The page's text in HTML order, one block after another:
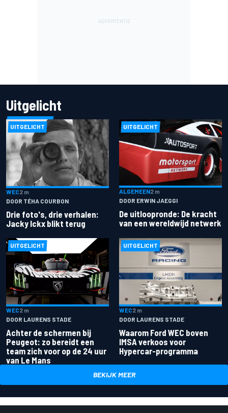
Uitgelicht
UITGELICHT
WEC2 m
DOOR TÉHA COURBON
Drie foto's, drie verhalen:
Jacky Ickx blikt terug
UITGELICHT
ALGEMEEN2 m
DOOR ERWIN JAEGGI
De uitloopronde: De kracht
van een wereldwijd netwerk
UITGELICHT
WEC2 m
DOOR LAURENS STADE
Achter de schermen bij
Peugeot: zo bereidt een
team zich voor op de 24 uur
van Le Mans
UITGELICHT
WEC2 m
DOOR LAURENS STADE
Waarom Ford WEC boven
IMSA verkoos voor
Hypercar-programma
BEKIJK MEER